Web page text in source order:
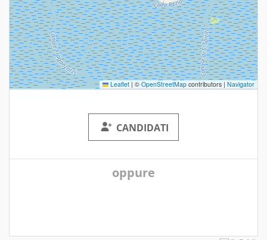
Leaflet | © OpenStreetMap contributors | Navigator
CANDIDATI
oppure